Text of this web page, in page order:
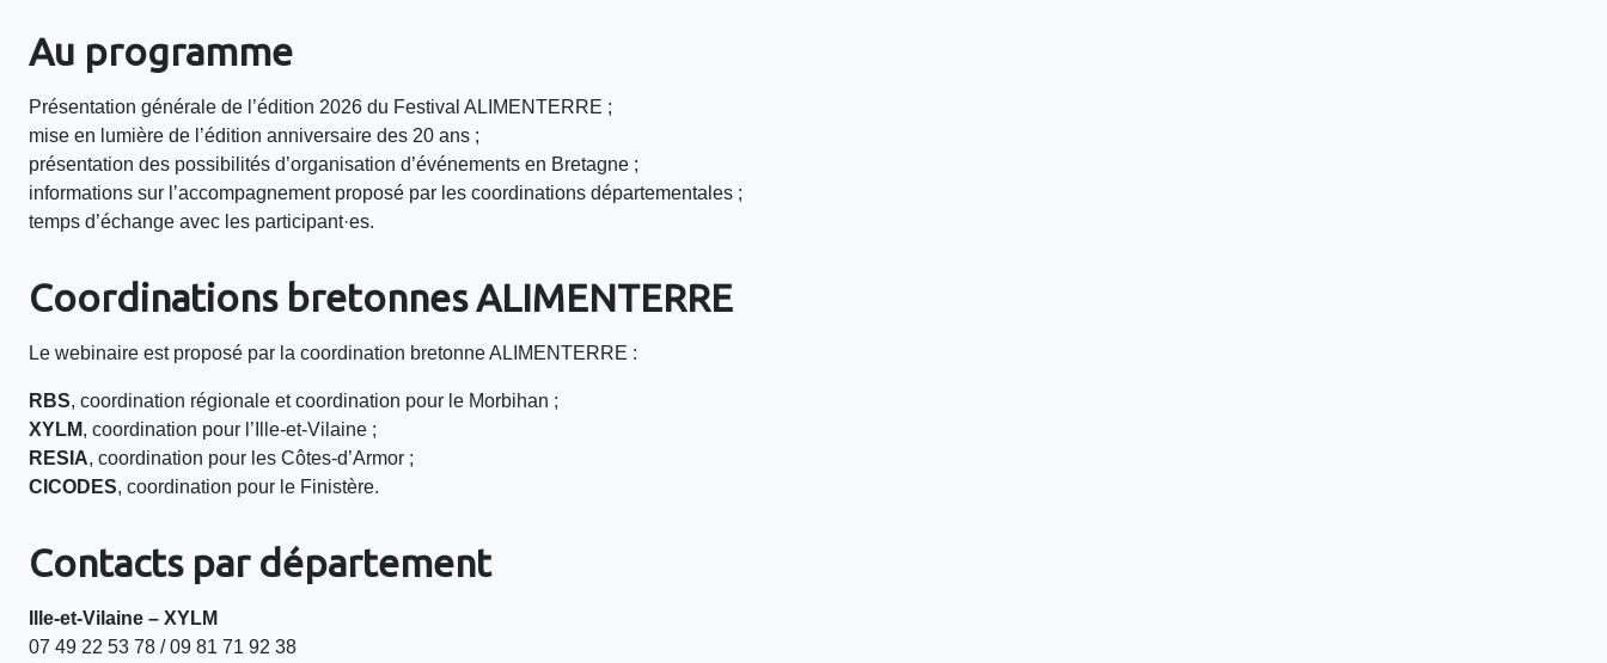
Au programme
Présentation générale de l’édition 2026 du Festival ALIMENTERRE ;
mise en lumière de l’édition anniversaire des 20 ans ;
présentation des possibilités d’organisation d’événements en Bretagne ;
informations sur l’accompagnement proposé par les coordinations départementales ;
temps d’échange avec les participant·es.
Coordinations bretonnes ALIMENTERRE
Le webinaire est proposé par la coordination bretonne ALIMENTERRE :
RBS, coordination régionale et coordination pour le Morbihan ;
XYLM, coordination pour l’Ille-et-Vilaine ;
RESIA, coordination pour les Côtes-d’Armor ;
CICODES, coordination pour le Finistère.
Contacts par département
Ille-et-Vilaine – XYLM
07 49 22 53 78 / 09 81 71 92 38